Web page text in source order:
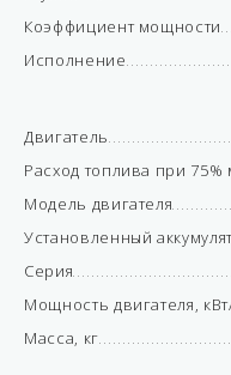
Коэффициент мощности
Исполнение
Двигатель
Расход топлива при
Модель двигателя
Установленный
Серия
Мощность двигателя,
Масса, кг